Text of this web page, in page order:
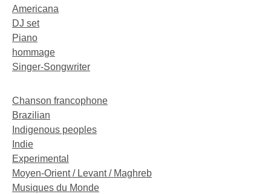
Americana
DJ set
Piano
hommage
Singer-Songwriter
Chanson francophone
Brazilian
Indigenous peoples
Indie
Experimental
Moyen-Orient / Levant / Maghreb
Musiques du Monde